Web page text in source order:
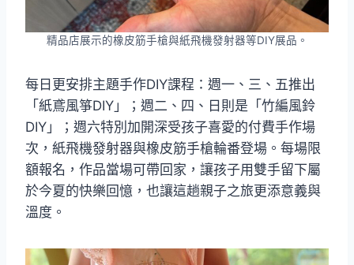
精品店展示的橡皮筋手槍與紙飛機發射器等DIY展品。
每日更安排主題手作DIY課程：週一、三、五推出
「紙鳶風箏DIY」；週二、四、日則是「竹編風鈴
DIY」；週六特別加開深受孩子喜愛的付費手作場
次，紙飛機發射器與橡皮筋手槍輪番登場。每場限
額報名，作品當場可帶回家，讓孩子用雙手留下屬
於今夏的快樂回憶，也讓這趟親子之旅更添意義與
溫度。